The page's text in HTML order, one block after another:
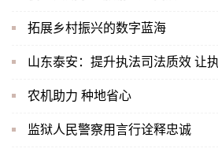
拓展乡村振兴的数字蓝海
山东泰安：提升执法司法质效 让
农机助力 种地省心
监狱人民警察用言行诠释忠诚